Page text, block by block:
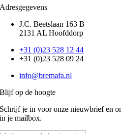
Adresgegevens
J.C. Beetslaan 163 B
2131 AL Hoofddorp
+31 (0)23 528 12 44
+31 (0)23 528 09 24
info@bremafa.nl
Blijf op de hoogte
Schrijf je in voor onze nieuwbrief en
in je mailbox.